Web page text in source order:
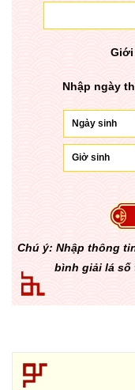
Nhập ngày
Chú ý: Nhập thông
bình giải lá